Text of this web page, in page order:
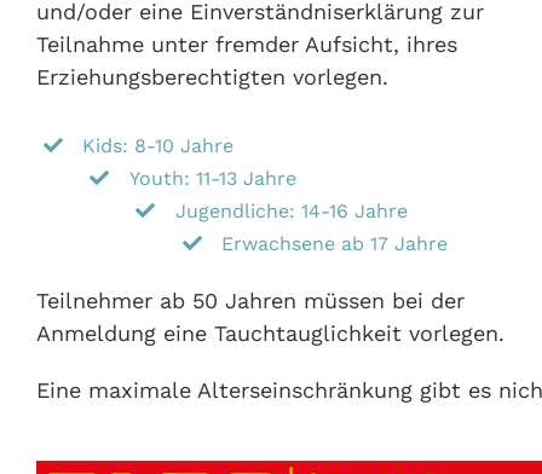
und/oder eine Einverständniserklärung zur
Teilnahme unter fremder Aufsicht, ihres
Erziehungsberechtigten vorlegen.
Kids: 8-10 Jahre
Youth: 11-13 Jahre
Jugendliche: 14-16 Jahre
Erwachsene ab 17 Jahre
Teilnehmer ab 50 Jahren müssen bei der
Anmeldung eine Tauchtauglichkeit vorlegen.
Eine maximale Alterseinschränkung gibt es